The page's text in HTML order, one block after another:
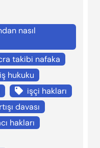
nasıl
takibi nafaka
iş hukuku
işçi hakları
davası
hakları